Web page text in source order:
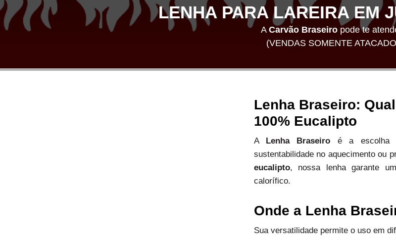
LENHA PARA LAREIRA EM
A Carvão Braseiropode te
(VENDAS SOMENTE
Lenha Braseiro:
100% Eucalipto
A Lenha Braseiro é a escolha
sustentabilidade no aquecimento ou
eucalipto, nossa lenha garante
calorífico.
Onde a Lenha
Sua versatilidade permite o uso em